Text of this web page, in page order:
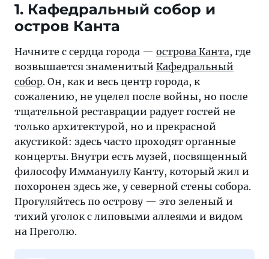
побывать
в
подлодке,
вдохнуть
морской
воздух
и
съесть
бутерброд
с
угрем
1. Кафедральный собор и
остров Канта
Начните с сердца города — острова Канта, где
возвышается знаменитый Кафедральный
собор. Он, как и весь центр города, к
сожалению, не уцелел после войны, но после
тщательной реставрации радует гостей не
только архитектурой, но и прекрасной
акустикой: здесь часто проходят органные
концерты. Внутри есть музей, посвященный
философу Иммануилу Канту, который жил и
похоронен здесь же, у северной стены собора.
Прогуляйтесь по острову — это зеленый и
тихий уголок с липовыми аллеями и видом
на Преголю.